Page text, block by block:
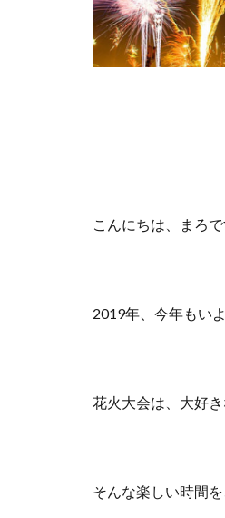
こんにちは、まろで
2019年、今年もい
花火大会は、大好
そんな楽しい時間